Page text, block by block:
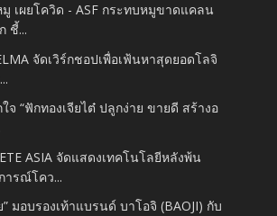
เผยโควิด - ASF กระทบหมูขาดแคลน
ชี้...
จัดเวิร์กชอปเพื่อเฟ้นหาสุดยอดโลจิ
ใจ “ฟักทองเจียไต๋ ปลูกง่าย ขายดี สร้างอ
ASIA จัดแสดงเทคโนโลยีหลังพ้น
ารณ์โคว...
” มอบรองเท้าแบรนด์ บาโอจิ (BAOJI) กับ